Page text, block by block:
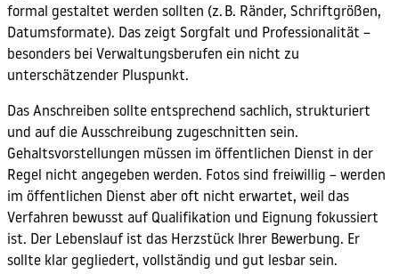
formal gestaltet werden sollten (z. B. Ränder, Schriftgrößen,
Datumsformate). Das zeigt Sorgfalt und Professionalität –
besonders bei Verwaltungsberufen ein nicht zu
unterschätzender Pluspunkt.
Das Anschreiben sollte entsprechend sachlich, strukturiert
und auf die Ausschreibung zugeschnitten sein.
Gehaltsvorstellungen müssen im öffentlichen Dienst in der
Regel nicht angegeben werden. Fotos sind freiwillig – werden
im öffentlichen Dienst aber oft nicht erwartet, weil das
Verfahren bewusst auf Qualifikation und Eignung fokussiert
ist. Der Lebenslauf ist das Herzstück Ihrer Bewerbung. Er
sollte klar gegliedert, vollständig und gut lesbar sein.